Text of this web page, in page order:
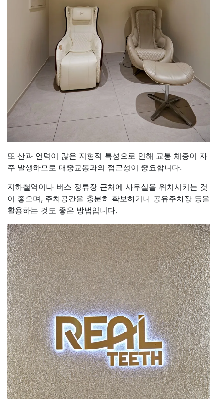
또 산과 언덕이 많은 지형적 특성으로 인해 교통 체증이 자
주 발생하므로 대중교통과의 접근성이 중요합니다.
지하철역이나 버스 정류장 근처에 사무실을 위치시키는 것
이 좋으며, 주차공간을 충분히 확보하거나 공유주차장 등을
활용하는 것도 좋은 방법입니다.